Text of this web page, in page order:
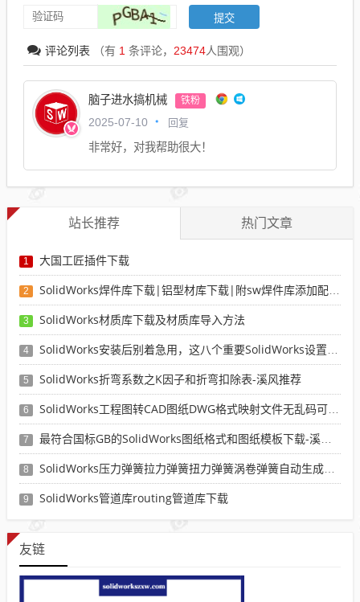
评论列表 （有 1 条评论， 23474人围观）
脑子进水搞机械 铁粉
2025-07-10 回复
非常好，对我帮助很大！
站长推荐 热门文章
1 大国工匠插件下载
2 SolidWorks焊件库下载|铝型材库下载|附sw焊件库添加配置使用教程
3 SolidWorks材质库下载及材质库导入方法
4 SolidWorks安装后别着急用，这八个重要SolidWorks设置可以提高你的画图效率
5 SolidWorks折弯系数之K因子和折弯扣除表-溪风推荐
6 SolidWorks工程图转CAD图纸DWG格式映射文件无乱码可分层-溪风亲测推荐
7 最符合国标GB的SolidWorks图纸格式和图纸模板下载-溪风专用版
8 SolidWorks压力弹簧拉力弹簧扭力弹簧涡卷弹簧自动生成宏程序下载
9 SolidWorks管道库routing管道库下载
友链